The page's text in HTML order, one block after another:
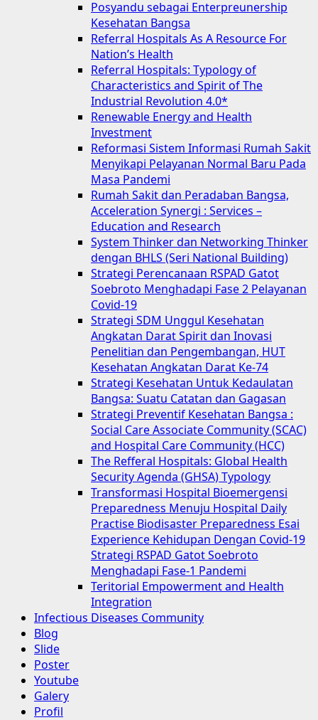
Posyandu sebagai Enterpreunership
Kesehatan Bangsa
Referral Hospitals As A Resource For
Nation’s Health
Referral Hospitals: Typology of
Characteristics and Spirit of The
Industrial Revolution 4.0*
Renewable Energy and Health
Investment
Reformasi Sistem Informasi Rumah Sakit
Menyikapi Pelayanan Normal Baru Pada
Masa Pandemi
Rumah Sakit dan Peradaban Bangsa,
Acceleration Synergi : Services –
Education and Research
System Thinker dan Networking Thinker
dengan BHLS (Seri National Building)
Strategi Perencanaan RSPAD Gatot
Soebroto Menghadapi Fase 2 Pelayanan
Covid-19
Strategi SDM Unggul Kesehatan
Angkatan Darat Spirit dan Inovasi
Penelitian dan Pengembangan, HUT
Kesehatan Angkatan Darat Ke-74
Strategi Kesehatan Untuk Kedaulatan
Bangsa: Suatu Catatan dan Gagasan
Strategi Preventif Kesehatan Bangsa :
Social Care Associate Community (SCAC)
and Hospital Care Community (HCC)
The Refferal Hospitals: Global Health
Security Agenda (GHSA) Typology
Transformasi Hospital Bioemergensi
Preparedness Menuju Hospital Daily
Practise Biodisaster Preparedness Esai
Experience Kehidupan Dengan Covid-19
Strategi RSPAD Gatot Soebroto
Menghadapi Fase-1 Pandemi
Teritorial Empowerment and Health
Integration
Infectious Diseases Community
Blog
Slide
Poster
Youtube
Galery
Profil